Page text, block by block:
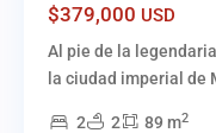
$379,000 USD
Al pie de la
la ciudad imperial de
2 2 89 m2